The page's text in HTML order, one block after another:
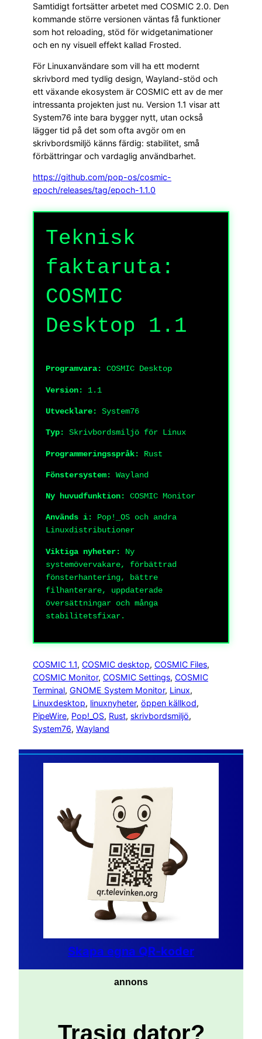
Samtidigt fortsätter arbetet med COSMIC 2.0. Den
kommande större versionen väntas få funktioner
som hot reloading, stöd för widgetanimationer
och en ny visuell effekt kallad Frosted.
För Linuxanvändare som vill ha ett modernt
skrivbord med tydlig design, Wayland-stöd och
ett växande ekosystem är COSMIC ett av de mer
intressanta projekten just nu. Version 1.1 visar att
System76 inte bara bygger nytt, utan också
lägger tid på det som ofta avgör om en
skrivbordsmiljö känns färdig: stabilitet, små
förbättringar och vardaglig användbarhet.
https://github.com/pop-os/cosmic-
epoch/releases/tag/epoch-1.1.0
Teknisk
faktaruta:
COSMIC
Desktop 1.1
Programvara: COSMIC Desktop
Version: 1.1
Utvecklare: System76
Typ: Skrivbordsmiljö för Linux
Programmeringsspråk: Rust
Fönstersystem: Wayland
Ny huvudfunktion: COSMIC Monitor
Används i:
Pop!_OS och andra
Linuxdistributioner
Viktiga nyheter:
Ny
systemövervakare, förbättrad
fönsterhantering, bättre
filhanterare, uppdaterade
översättningar och många
stabilitetsfixar.
COSMIC 1.1, COSMIC desktop, COSMIC Files
COSMIC Monitor, COSMIC Settings, COSMIC
Terminal, GNOME System Monitor, Linux
Linuxdesktop, linuxnyheter, öppen källkod
PipeWire, Pop!_OS, Rust, skrivbordsmiljö
System76, Wayland
Skapa egna QR-koder
annons
Trasig dator?